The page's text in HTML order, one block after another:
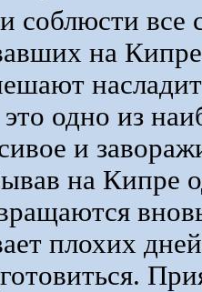
соблюсти все
на
это одно из
и
на Кипре
плохих